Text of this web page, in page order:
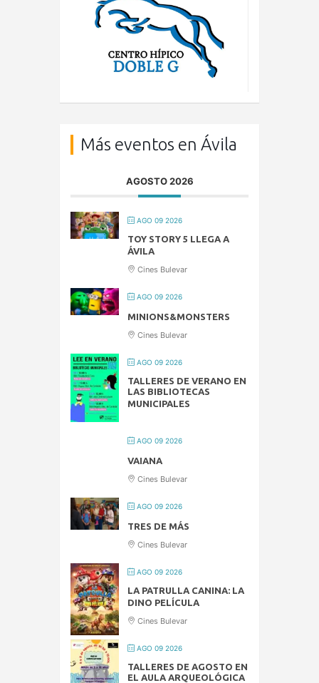
Más eventos en Ávila
AGOSTO 2026
AGO 09 2026
TOY STORY 5 LLEGA A
ÁVILA
Cines Bulevar
AGO 09 2026
MINIONS&MONSTERS
Cines Bulevar
AGO 09 2026
TALLERES DE VERANO EN
LAS BIBLIOTECAS
MUNICIPALES
AGO 09 2026
VAIANA
Cines Bulevar
AGO 09 2026
TRES DE MÁS
Cines Bulevar
AGO 09 2026
LA PATRULLA CANINA: LA
DINO PELÍCULA
Cines Bulevar
AGO 09 2026
TALLERES DE AGOSTO EN
EL AULA ARQUEOLÓGICA